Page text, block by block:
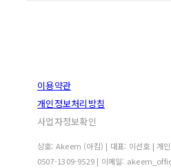
이용약관
개인정보처리방침
사업자정보확인
상호: Akeem (아킴) | 대표: 이선호 | 개
0507-1309-9529 | 이메일: